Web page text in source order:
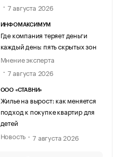
7 августа 2026
ИНФОМАКСИМУМ
Где компания теряет деньги
каждый день: пять скрытых зон
Мнение эксперта
7 августа 2026
ООО «СТАВНИ»
Жилье на вырост: как меняется
подход к покупке квартир для
детей
Новость
7 августа 2026